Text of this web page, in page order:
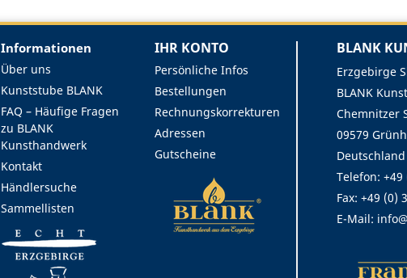
Informationen
Über uns
Kunststube BLANK
FAQ – Häufige Fragen
zu BLANK
Kunsthandwerk
Kontakt
Händlersuche
Sammellisten
IHR KONTO
Persönliche Infos
Bestellungen
Rechnungskorrekturen
Adressen
Gutscheine
BLANK
Erzgebirge
BLANK
Chemnitzer
09579
Deutschland
Telefon: +49
Fax: +49 (0)
E-Mail: